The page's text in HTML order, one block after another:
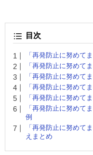
目次
「再発防止に努めて
「再発防止に努めて
「再発防止に努めて
「再発防止に努めて
「再発防止に努めて
「再発防止に努めて
例
「再発防止に努めて
えまとめ